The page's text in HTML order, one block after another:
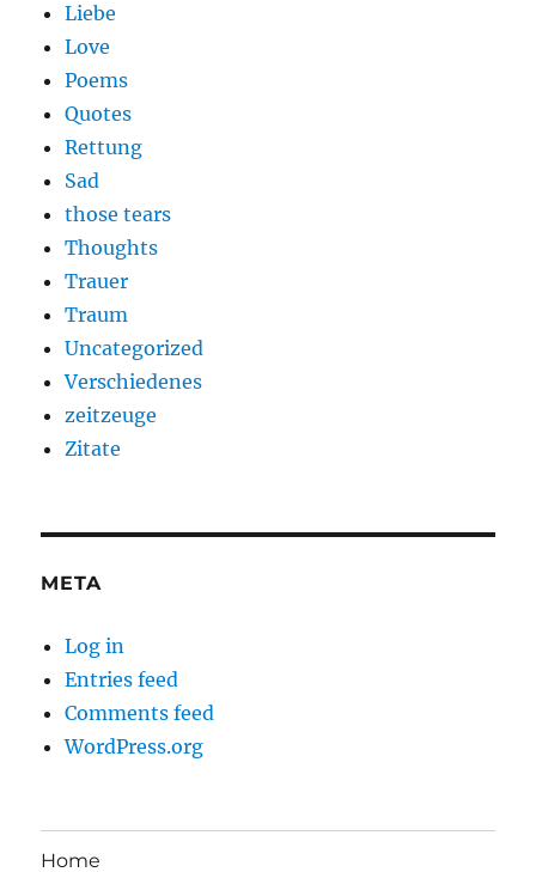
Liebe
Love
Poems
Quotes
Rettung
Sad
those tears
Thoughts
Trauer
Traum
Uncategorized
Verschiedenes
zeitzeuge
Zitate
META
Log in
Entries feed
Comments feed
WordPress.org
Home